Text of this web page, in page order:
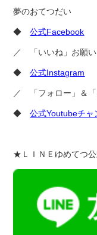
夢のおてつだい
◆公式Facebook
／ 「いいね」お願
◆公式Instagram
／ 「フォロー」＆
◆公式Youtubeチャ
★ＬＩＮＥゆめてつ